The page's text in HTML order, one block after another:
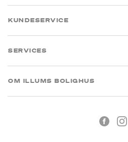
KUNDESERVICE
SERVICES
OM ILLUMS BOLIGHUS